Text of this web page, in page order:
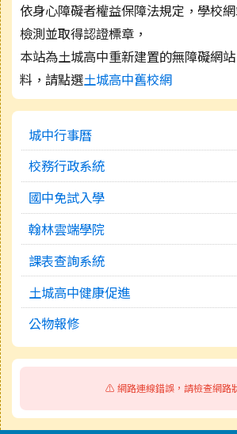
依身心障礙者權益保障法規定，學校
檢測並取得認證標章，
本站為土城高中重新建置的無障礙網
料，請點選土城高中舊校網
城中行事曆
校務行政系統
國中免試入學
翰林雲端學院
課表查詢系統
土城高中健康促進
公物報修
⚠️ 網路連線錯誤，請檢查網路